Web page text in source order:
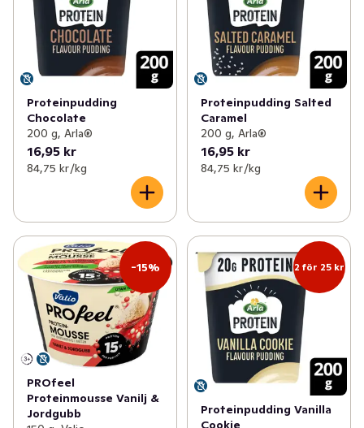
Proteinpudding
Chocolate
200 g, Arla®
16,95 kr
84,75 kr /kg
Proteinpudding Salted
Caramel
200 g, Arla®
16,95 kr
84,75 kr /kg
-15%
PROfeel
Proteinmousse Vanilj &
Jordgubb
2 för 25 kr
Proteinpudding Vanilla
Cookie